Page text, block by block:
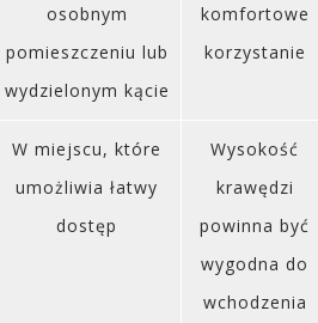
osobnym
pomieszczeniu lub
wydzielonym kącie
komfortowe
korzystanie
W miejscu, które
umożliwia łatwy
dostęp
Wysokość
krawędzi
powinna być
wygodna do
wchodzenia